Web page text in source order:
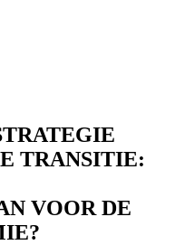
TRANSITIE:
VOOR DE